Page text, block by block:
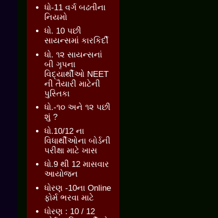
ધો-11 વર્ગ બઢતીના
નિયમો
ધો. 10 પછી
સાયન્સમાં કારકિર્દી
ધો. ૧૨ સાયન્સનાં
બી ગૃપના
વિદ્યાર્થીઓ NEET
ની તૈયારી માટેની
પુસ્તિકા
ધો.-૧૦ અને ૧૨ પછી
શું ?
ધો.10/12 ના
વિધાર્થીઓના બોર્ડની
પરીક્ષા માટે ખાસ
ધો.9 થી 12 માસવાર
આયોજન
ધોરણ -10ના Online
ફોર્મ ભરવા માટે
ધોરણ : 10 / 12